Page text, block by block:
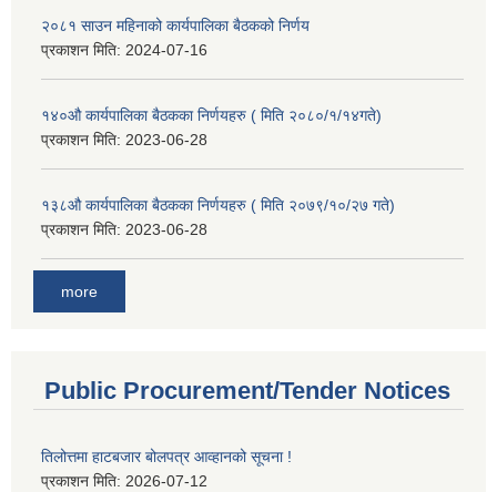
२०८१ साउन महिनाको कार्यपालिका बैठकको निर्णय
प्रकाशन मिति: 2024-07-16
१४०औ कार्यपालिका बैठकका निर्णयहरु ( मिति २०८०/१/१४गते)
प्रकाशन मिति: 2023-06-28
१३८औ कार्यपालिका बैठकका निर्णयहरु ( मिति २०७९/१०/२७ गते)
प्रकाशन मिति: 2023-06-28
more
Public Procurement/Tender Notices
तिलोत्तमा हाटबजार बोलपत्र आव्हानको सूचना !
प्रकाशन मिति: 2026-07-12